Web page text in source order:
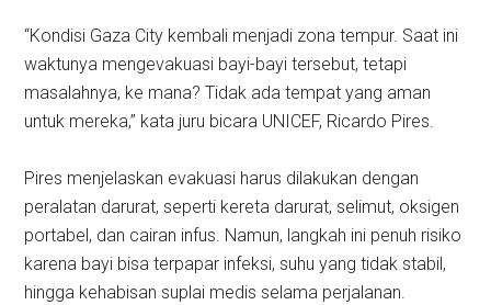
“Kondisi Gaza City kembali menjadi zona tempur. Saat ini
waktunya mengevakuasi bayi-bayi tersebut, tetapi
masalahnya, ke mana? Tidak ada tempat yang aman
untuk mereka,” kata juru bicara UNICEF, Ricardo Pires.
Pires menjelaskan evakuasi harus dilakukan dengan
peralatan darurat, seperti kereta darurat, selimut, oksigen
portabel, dan cairan infus. Namun, langkah ini penuh risiko
karena bayi bisa terpapar infeksi, suhu yang tidak stabil,
hingga kehabisan suplai medis selama perjalanan.